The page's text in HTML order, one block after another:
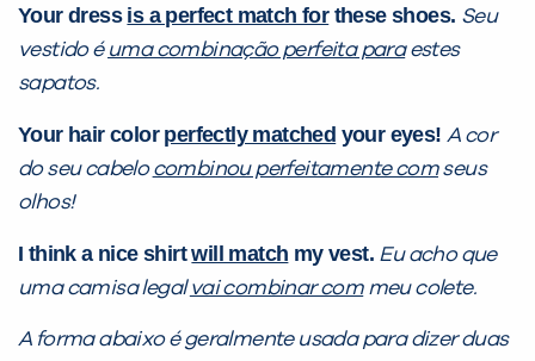
Your dress is a perfect match forthese shoes. Seu
vestido é uma combinação perfeita paraestes
sapatos.
Your hair color perfectly matched your eyes!A cor
do seu cabelocombinou perfeitamente comseus
olhos!
I think a nice shirtwill match my vest. Eu acho que
uma camisa legalvai combinar commeu colete.
A forma abaixo é geralmente usada para dizer duas